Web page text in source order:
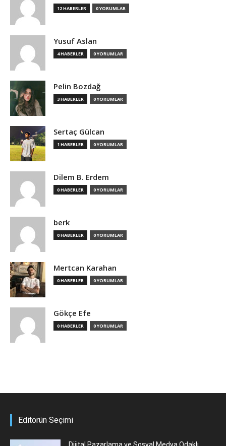
12 HABERLER 0 YORUMLAR
Yusuf Aslan
4 HABERLER 0 YORUMLAR
Pelin Bozdağ
3 HABERLER 0 YORUMLAR
Sertaç Gülcan
1 HABERLER 0 YORUMLAR
Dilem B. Erdem
0 HABERLER 0 YORUMLAR
berk
0 HABERLER 0 YORUMLAR
Mertcan Karahan
0 HABERLER 0 YORUMLAR
Gökçe Efe
0 HABERLER 0 YORUMLAR
Editörün Seçimi